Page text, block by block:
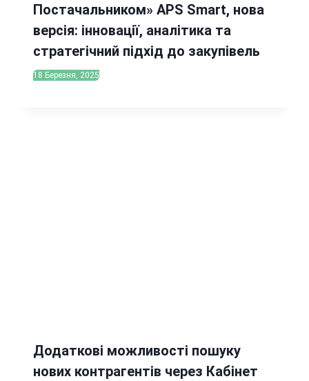
Постачальником» APS Smart, нова
версія: інновації, аналітика та
стратегічний підхід до закупівель
18 Березня, 2025
Додаткові можливості пошуку
нових контрагентів через Кабінет